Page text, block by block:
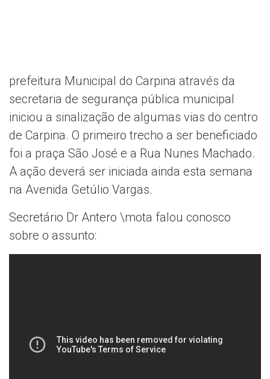
prefeitura Municipal do Carpina através da
secretaria de segurança pública municipal
iniciou a sinalização de algumas vias do centro
de Carpina. O primeiro trecho a ser beneficiado
foi a praça São José e a Rua Nunes Machado.
A ação deverá ser iniciada ainda esta semana
na Avenida Getúlio Vargas.
Secretário Dr Antero \mota falou conosco
sobre o assunto: